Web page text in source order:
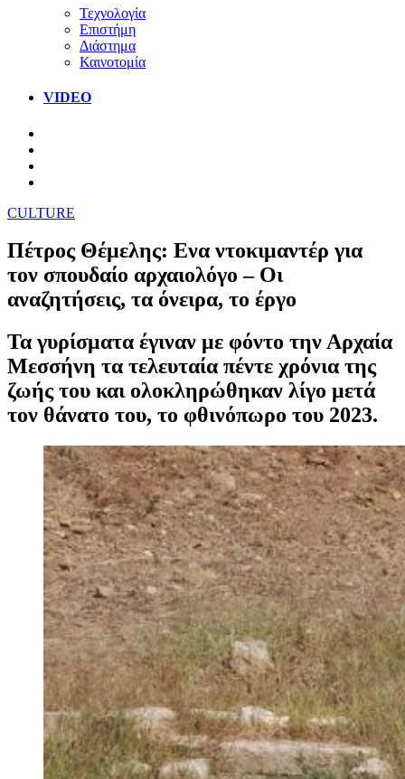
Τεχνολογία
Επιστήμη
Διάστημα
Καινοτομία
VIDEO
CULTURE
Πέτρος Θέμελης: Ενα ντοκιμαντέρ για
τον σπουδαίο αρχαιολόγο – Οι
αναζητήσεις, τα όνειρα, το έργο
Τα γυρίσματα έγιναν με φόντο την Αρχαία
Μεσσήνη τα τελευταία πέντε χρόνια της
ζωής του και ολοκληρώθηκαν λίγο μετά
τον θάνατο του, το φθινόπωρο του 2023.